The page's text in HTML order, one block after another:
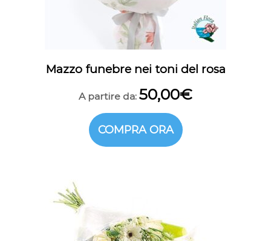
Mazzo funebre nei toni del rosa
A partire da: 50,00€
COMPRA ORA